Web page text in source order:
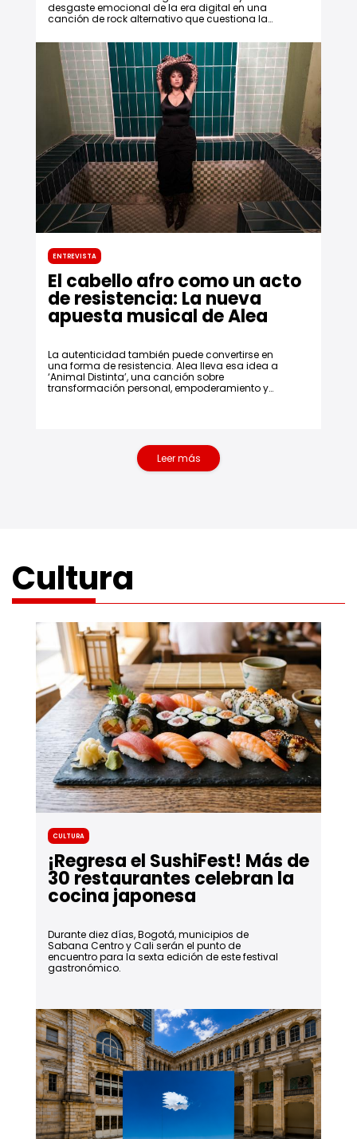
desgaste emocional de la era digital en una
canción de rock alternativo que cuestiona la
permanentemente conectado.
Entrevista
El cabello afro como un acto
de resistencia: La nueva
apuesta musical de Alea
La autenticidad también puede convertirse en
una forma de resistencia. Alea lleva esa idea a
‘Animal Distinta’, una canción sobre
transformación personal, empoderamiento y
Leer más noticias de música
Cultura
Cultura
¡Regresa el SushiFest! Más de
30 restaurantes celebran la
cocina japonesa
Durante diez días, Bogotá, municipios de
Sabana Centro y Cali serán el punto de
encuentro para la sexta edición de este festival
gastronómico.